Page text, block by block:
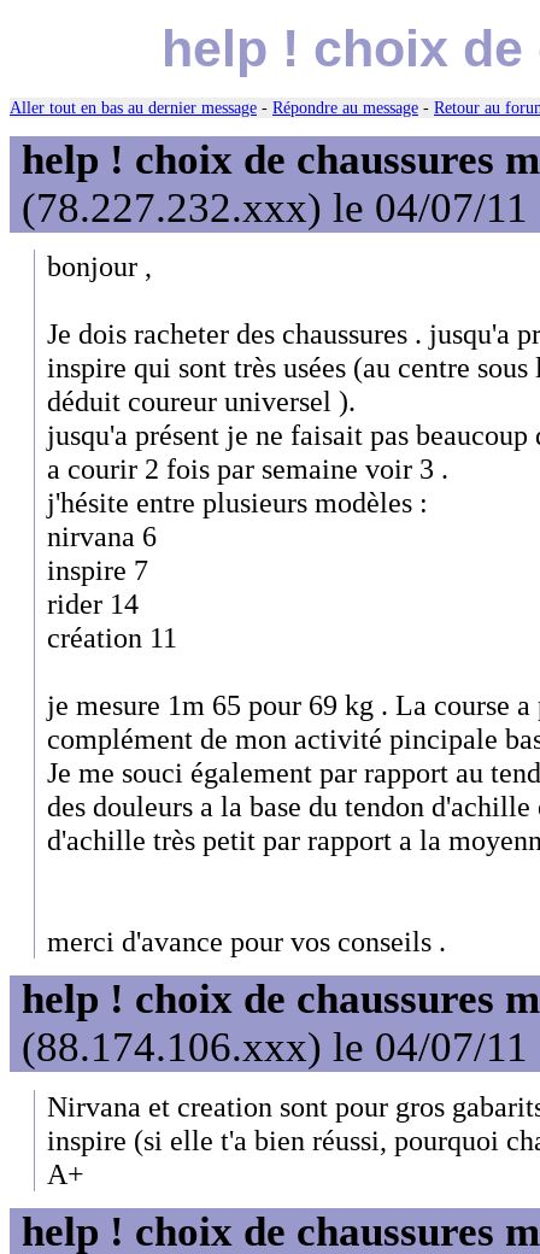
help ! choix
Aller tout en bas au dernier message - Répondre au message - Retour au
help ! choix de chaussures
(78.227.232.xxx) le 04/07/11
bonjour ,
Je dois racheter des chaussures . jusqu'a
inspire qui sont très usées (au centre
déduit coureur universel ).
jusqu'a présent je ne faisait pas
a courir 2 fois par semaine voir 3 .
j'hésite entre plusieurs modèles :
nirvana 6
inspire 7
rider 14
création 11
je mesure 1m 65 pour 69 kg . La course
complément de mon activité pincipale
Je me souci également par rapport au
des douleurs a la base du tendon
d'achille très petit par rapport a la
merci d'avance pour vos conseils .
help ! choix de chaussures
(88.174.106.xxx) le 04/07/11
Nirvana et creation sont pour gros
inspire (si elle t'a bien réussi, pourquoi
A+
help ! choix de chaussures